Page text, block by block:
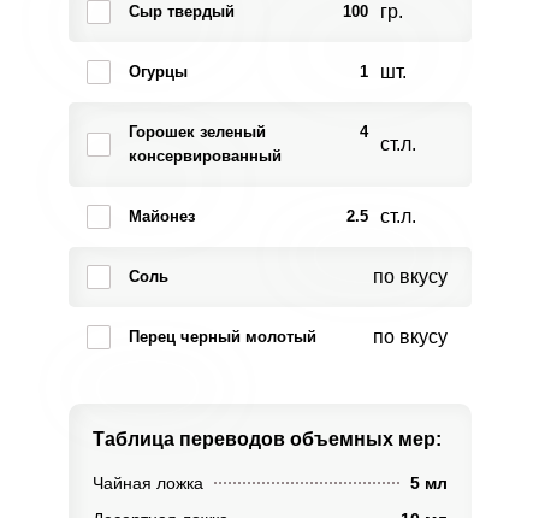
Сыр твердый 100 гр.
Огурцы 1 шт.
Горошек зеленый
консервированный
4
ст.л.
Майонез 2.5 ст.л.
Соль по вкусу
Перец черный молотый по вкусу
Таблица переводов объемных мер:
Чайная ложка
5 мл